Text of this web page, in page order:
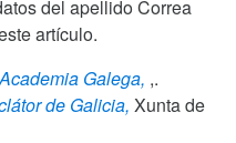
del apellido Correa
artículo.
Galega, ,.
de Galicia, Xunta de